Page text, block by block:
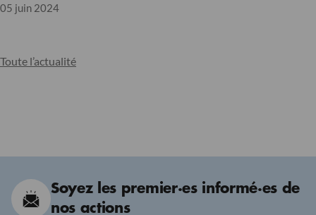
Toute l’actualité
05 juin 2024
Soyez les premier·es informé·es de
nos actions